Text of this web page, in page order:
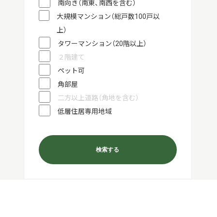
南向き（南東、南西を含む）
大規模マンション（総戸数100戸以
上）
タワーマンション（20階以上）
２階建て
ペット可
角部屋
二方以上道路（角地を含む）
低層住居専用地域